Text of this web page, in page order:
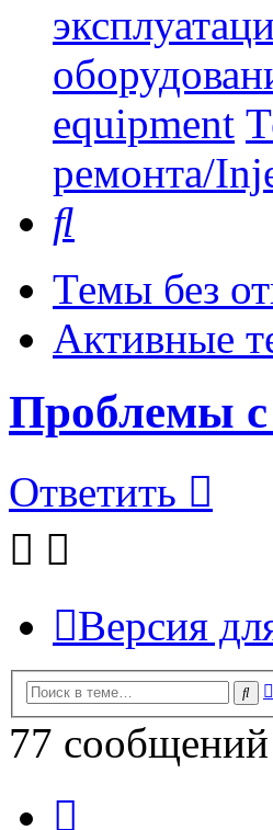
equipment
ремонта/
Темы без
Активные
Проблемы с
Ответить
Версия
77 сообщений